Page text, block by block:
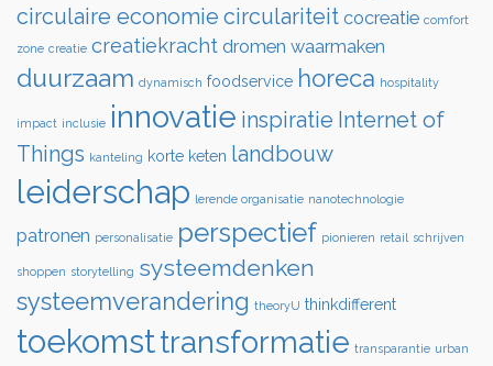
circulaire economie circulariteit cocreatie comfort
zone creatie creatiekracht dromen waarmaken
duurzaam dynamisch foodservice horeca hospitality
impact inclusie innovatie inspiratie Internet of
Things kanteling korte keten landbouw
leiderschap lerende organisatie nanotechnologie
patronen personalisatie perspectief pionieren retail schrijven
shoppen storytelling systeemdenken
systeemverandering theoryU thinkdifferent
toekomsttransformatie transparantie urban